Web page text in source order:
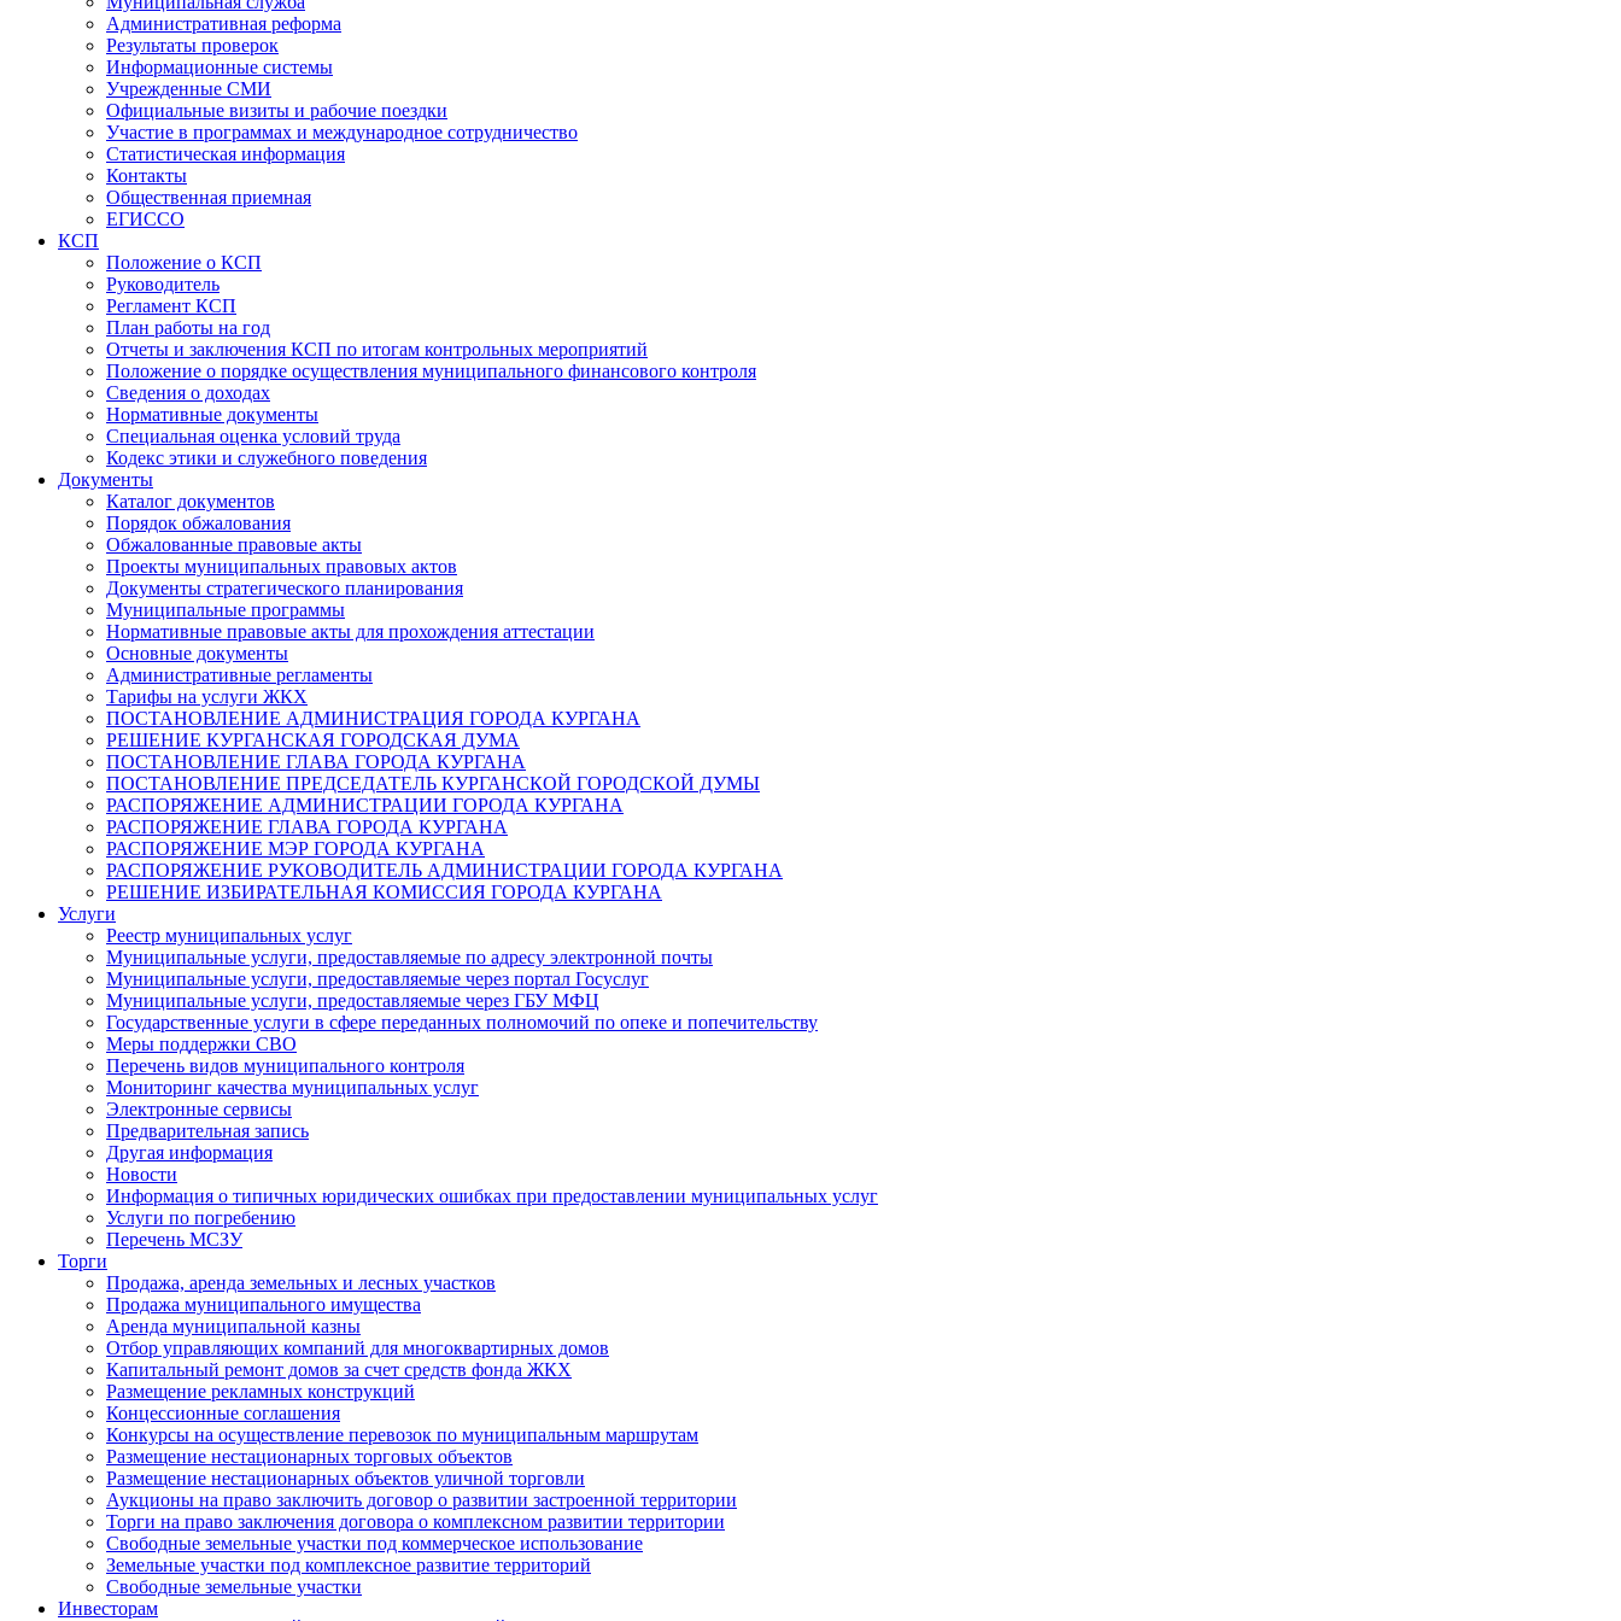
Административная реформа
Результаты проверок
Информационные системы
Учрежденные СМИ
Официальные визиты и рабочие поездки
Участие в программах и международное сотрудничество
Статистическая информация
Контакты
Общественная приемная
ЕГИССО
КСП
Положение о КСП
Руководитель
Регламент КСП
План работы на год
Отчеты и заключения КСП по итогам контрольных мероприятий
Положение о порядке осуществления муниципального финансового контроля
Сведения о доходах
Нормативные документы
Специальная оценка условий труда
Кодекс этики и служебного поведения
Документы
Каталог документов
Порядок обжалования
Обжалованные правовые акты
Проекты муниципальных правовых актов
Документы стратегического планирования
Муниципальные программы
Нормативные правовые акты для прохождения аттестации
Основные документы
Административные регламенты
Тарифы на услуги ЖКХ
ПОСТАНОВЛЕНИЕ АДМИНИСТРАЦИЯ ГОРОДА КУРГАНА
РЕШЕНИЕ КУРГАНСКАЯ ГОРОДСКАЯ ДУМА
ПОСТАНОВЛЕНИЕ ГЛАВА ГОРОДА КУРГАНА
ПОСТАНОВЛЕНИЕ ПРЕДСЕДАТЕЛЬ КУРГАНСКОЙ ГОРОДСКОЙ ДУМЫ
РАСПОРЯЖЕНИЕ АДМИНИСТРАЦИИ ГОРОДА КУРГАНА
РАСПОРЯЖЕНИЕ ГЛАВА ГОРОДА КУРГАНА
РАСПОРЯЖЕНИЕ МЭР ГОРОДА КУРГАНА
РАСПОРЯЖЕНИЕ РУКОВОДИТЕЛЬ АДМИНИСТРАЦИИ ГОРОДА КУРГАНА
РЕШЕНИЕ ИЗБИРАТЕЛЬНАЯ КОМИССИЯ ГОРОДА КУРГАНА
Услуги
Реестр муниципальных услуг
Муниципальные услуги, предоставляемые по адресу электронной почты
Муниципальные услуги, предоставляемые через портал Госуслуг
Муниципальные услуги, предоставляемые через ГБУ МФЦ
Государственные услуги в сфере переданных полномочий по опеке и попечительству
Меры поддержки СВО
Перечень видов муниципального контроля
Мониторинг качества муниципальных услуг
Электронные сервисы
Предварительная запись
Другая информация
Новости
Информация о типичных юридических ошибках при предоставлении муниципальных услуг
Услуги по погребению
Перечень МСЗУ
Торги
Продажа, аренда земельных и лесных участков
Продажа муниципального имущества
Аренда муниципальной казны
Отбор управляющих компаний для многоквартирных домов
Капитальный ремонт домов за счет средств фонда ЖКХ
Размещение рекламных конструкций
Концессионные соглашения
Конкурсы на осуществление перевозок по муниципальным маршрутам
Размещение нестационарных торговых объектов
Размещение нестационарных объектов уличной торговли
Аукционы на право заключить договор о развитии застроенной территории
Торги на право заключения договора о комплексном развитии территории
Свободные земельные участки под коммерческое использование
Земельные участки под комплексное развитие территорий
Свободные земельные участки
Инвесторам